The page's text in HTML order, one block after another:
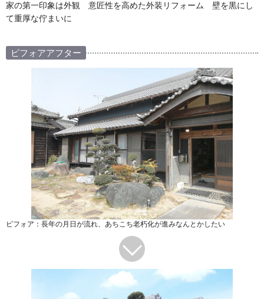
家の第一印象は外観 意匠性を高めた外装リフォーム 壁を黒にし
て重厚な佇まいに
ビフォアアフター
ビフォア：長年の月日が流れ、あちこち老朽化が進みなんとかしたい